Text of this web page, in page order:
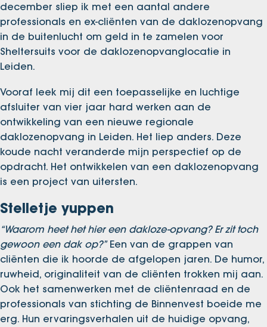
december sliep ik met een aantal andere
professionals en ex-cliënten van de daklozenopvang
in de buitenlucht om geld in te zamelen voor
Sheltersuits voor de daklozenopvanglocatie in
Leiden.
Vooraf leek mij dit een toepasselijke en luchtige
afsluiter van vier jaar hard werken aan de
ontwikkeling van een nieuwe regionale
daklozenopvang in Leiden. Het liep anders. Deze
koude nacht veranderde mijn perspectief op de
opdracht. Het ontwikkelen van een daklozenopvang
is een project van uitersten.
Stelletje yuppen
“Waarom heet het hier een dakloze-opvang? Er zit toch
gewoon een dak op?”Een van de grappen van
cliënten die ik hoorde de afgelopen jaren. De humor,
ruwheid, originaliteit van de cliënten trokken mij aan.
Ook het samenwerken met de cliëntenraad en de
professionals van stichting de Binnenvest boeide me
erg. Hun ervaringsverhalen uit de huidige opvang,